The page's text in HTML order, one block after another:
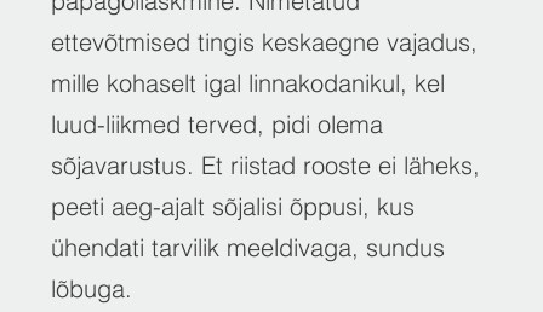
ettevõtmised tingis keskaegne vajadus,
mille kohaselt igal linnakodanikul, kel
luud-liikmed terved, pidi olema
sõjavarustus. Et riistad rooste ei läheks,
peeti aeg-ajalt sõjalisi õppusi, kus
ühendati tarvilik meeldivaga, sundus
lõbuga.